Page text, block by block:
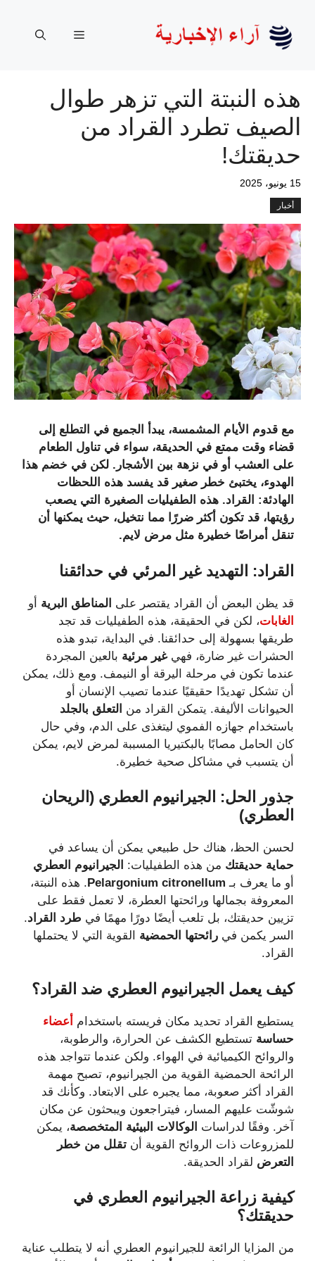
المحتوى
القائمة
هذه النبتة التي تزهر طوال
الصيف تطرد القراد من
حديقتك!
15 يونيو، 2025
أخبار
مع قدوم الأيام المشمسة، يبدأ الجميع في التطلع إلى
قضاء وقت ممتع في الحديقة، سواء في تناول الطعام
على العشب أو في نزهة بين الأشجار. لكن في خضم هذا
الهدوء، يختبئ خطر صغير قد يفسد هذه اللحظات
الهادئة: القراد. هذه الطفيليات الصغيرة التي يصعب
رؤيتها، قد تكون أكثر ضررًا مما نتخيل، حيث يمكنها أن
تنقل أمراضًا خطيرة مثل مرض لايم.
القراد: التهديد غير المرئي في حدائقنا
قد يظن البعض أن القراد يقتصر على المناطق البرية أو
الغابات، لكن في الحقيقة، هذه الطفيليات قد تجد
طريقها بسهولة إلى حدائقنا. في البداية، تبدو هذه
الحشرات غير ضارة، فهيغير مرئية بالعين المجردة
عندما تكون في مرحلة اليرقة أو النيمف. ومع ذلك، يمكن
أن تشكل تهديدًا حقيقيًا عندما تصيب الإنسان أو
الحيوانات الأليفة. يتمكن القراد من التعلق بالجلد
باستخدام جهازه الفموي ليتغذى على الدم، وفي حال
كان الحامل مصابًا بالبكتيريا المسببة لمرض لايم، يمكن
أن يتسبب في مشاكل صحية خطيرة.
جذور الحل: الجيرانيوم العطري (الريحان
العطري)
لحسن الحظ، هناك حل طبيعي يمكن أن يساعد في
حماية حديقتك من هذه الطفيليات: الجيرانيوم العطري
أو ما يعرف بـ Pelargonium citronellum. هذه النبتة،
المعروفة بجمالها ورائحتها العطرة، لا تعمل فقط على
تزيين حديقتك، بل تلعب أيضًا دورًا مهمًا في طرد القراد.
السر يكمن في رائحتها الحمضية القوية التي لا يحتملها
القراد.
كيف يعمل الجيرانيوم العطري ضد القراد؟
يستطيع القراد تحديد مكان فريسته باستخدام أعضاء
حساسة تستطيع الكشف عن الحرارة، والرطوبة،
والروائح الكيميائية في الهواء. ولكن عندما تتواجد هذه
الرائحة الحمضية القوية من الجيرانيوم، تصبح مهمة
القراد أكثر صعوبة، مما يجبره على الابتعاد. وكأنك قد
شوشّت عليهم المسار، فيتراجعون ويبحثون عن مكان
آخر. وفقًا لدراسات الوكالات البيئية المتخصصة، يمكن
للمزروعات ذات الروائح القوية أن تقلل من خطر
التعرض لقراد الحديقة.
كيفية زراعة الجيرانيوم العطري في
حديقتك؟
من المزايا الرائعة للجيرانيوم العطري أنه لا يتطلب عناية